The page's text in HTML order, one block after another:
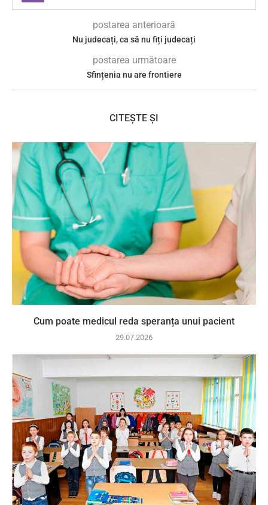
postarea anterioară
Nu judecați, ca să nu fiți judecați
postarea următoare
Sfințenia nu are frontiere
CITEȘTE ȘI
Cum poate medicul reda speranța unui pacient
29.07.2026